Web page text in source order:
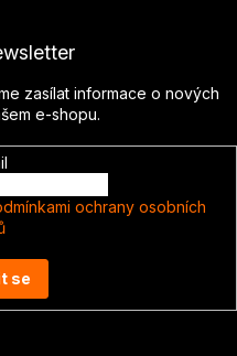
zasílat informace o nových
e-shopu.
ochrany osobních
se